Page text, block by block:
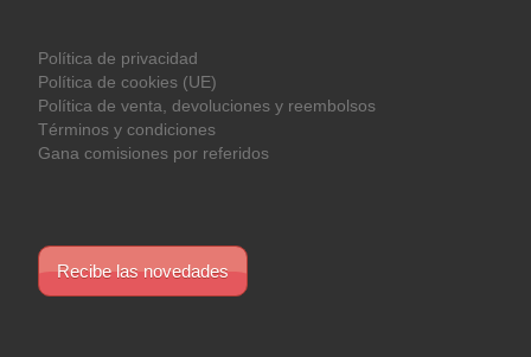
Política de privacidad
Política de cookies (UE)
Política de venta, devoluciones y reembolsos
Términos y condiciones
Gana comisiones por referidos
Recibe las novedades